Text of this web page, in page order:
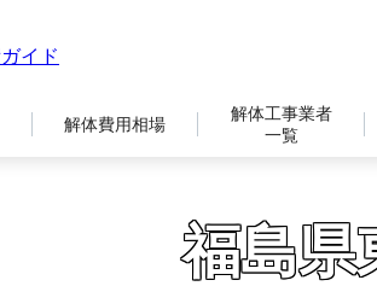
解体費用相場
解体工事業者
一覧
福島県